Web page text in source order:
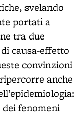
svelando
portati a
tra due
causa-effetto
convinzioni
anche
fenomeni